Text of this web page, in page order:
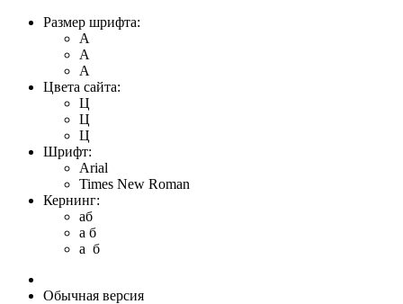
Размер шрифта:
A
A
A
Цвета сайта:
Ц
Ц
Ц
Шрифт:
Arial
Times New Roman
Кернинг:
aб
a б
a б
Обычная версия